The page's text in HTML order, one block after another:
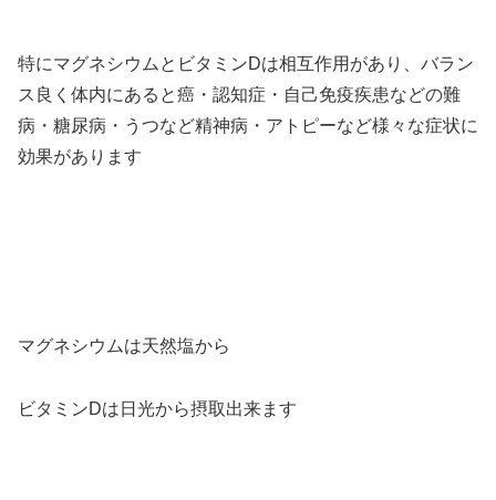
特にマグネシウムとビタミンDは相互作用があり、バラン
ス良く体内にあると癌・認知症・自己免疫疾患などの難
病・糖尿病・うつなど精神病・アトピーなど様々な症状に
効果があります
マグネシウムは天然塩から
ビタミンDは日光から摂取出来ます